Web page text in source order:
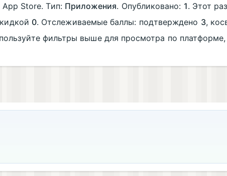
Store. Тип: Приложения. Опубликовано: 1. Этот
0. Отслеживаемые баллы: подтверждено 3,
фильтры выше для просмотра по